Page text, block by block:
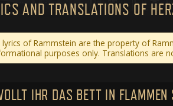
AND TRANSLATIONS OF
lyrics of Rammstein are the property of
purposes only. Translations are
IHR DAS BETT IN